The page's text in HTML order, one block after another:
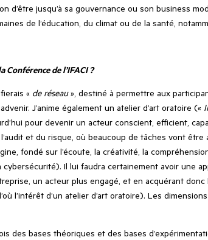
d’être jusqu’à sa gouvernance ou son business
de l’éducation, du climat ou de la santé,
de l’IFACI ?
« de réseau», destiné à permettre aux
J’anime également un atelier d’art oratoire («
pour devenir un acteur conscient, efficient,
et du risque, où beaucoup de tâches vont
fondé sur l’écoute, la créativité, la
Il lui faudra certainement avoir une
un acteur plus engagé, et en acquérant
l’intérêt d’un atelier d’art oratoire). Les
des bases théoriques et des bases